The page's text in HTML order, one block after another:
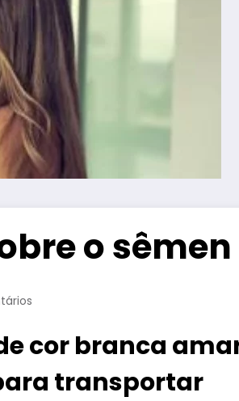
o sêmen
cor branca
transportar